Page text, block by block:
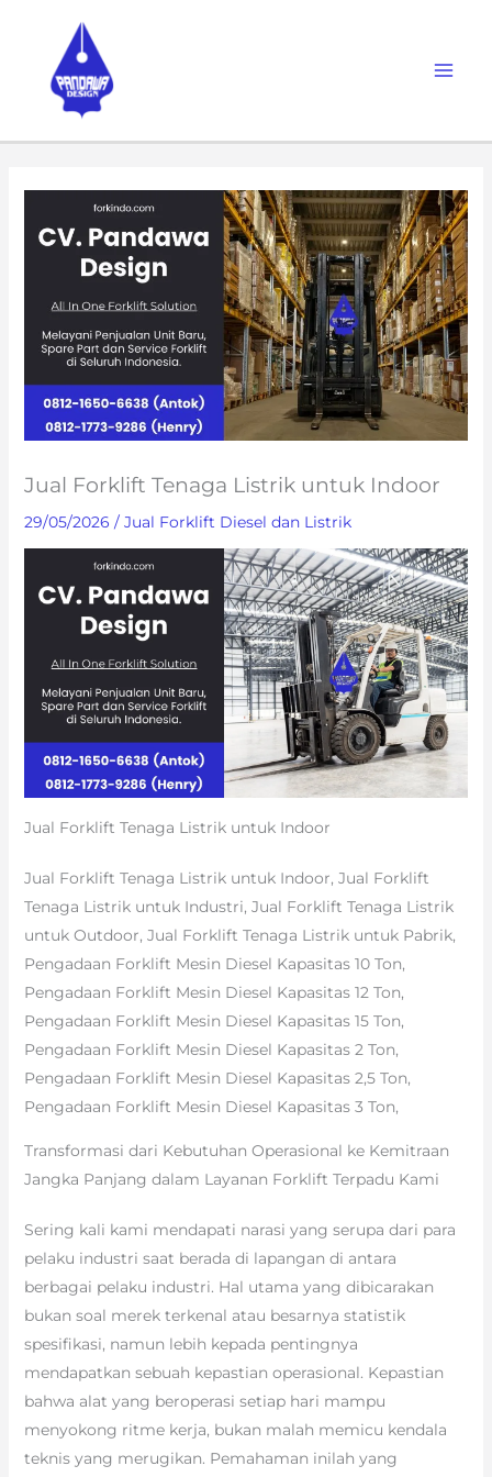
content
Jual Forklift Tenaga Listrik untuk Indoor
29/05/2026 / Jual Forklift Diesel dan Listrik
Jual Forklift Tenaga Listrik untuk Indoor
Jual Forklift Tenaga Listrik untuk Indoor, Jual Forklift
Tenaga Listrik untuk Industri, Jual Forklift Tenaga Listrik
untuk Outdoor, Jual Forklift Tenaga Listrik untuk Pabrik,
Pengadaan Forklift Mesin Diesel Kapasitas 10 Ton,
Pengadaan Forklift Mesin Diesel Kapasitas 12 Ton,
Pengadaan Forklift Mesin Diesel Kapasitas 15 Ton,
Pengadaan Forklift Mesin Diesel Kapasitas 2 Ton,
Pengadaan Forklift Mesin Diesel Kapasitas 2,5 Ton,
Pengadaan Forklift Mesin Diesel Kapasitas 3 Ton,
Transformasi dari Kebutuhan Operasional ke Kemitraan
Jangka Panjang dalam Layanan Forklift Terpadu Kami
Sering kali kami mendapati narasi yang serupa dari para
pelaku industri saat berada di lapangan di antara
berbagai pelaku industri. Hal utama yang dibicarakan
bukan soal merek terkenal atau besarnya statistik
spesifikasi, namun lebih kepada pentingnya
mendapatkan sebuah kepastian operasional. Kepastian
bahwa alat yang beroperasi setiap hari mampu
menyokong ritme kerja, bukan malah memicu kendala
teknis yang merugikan. Pemahaman inilah yang